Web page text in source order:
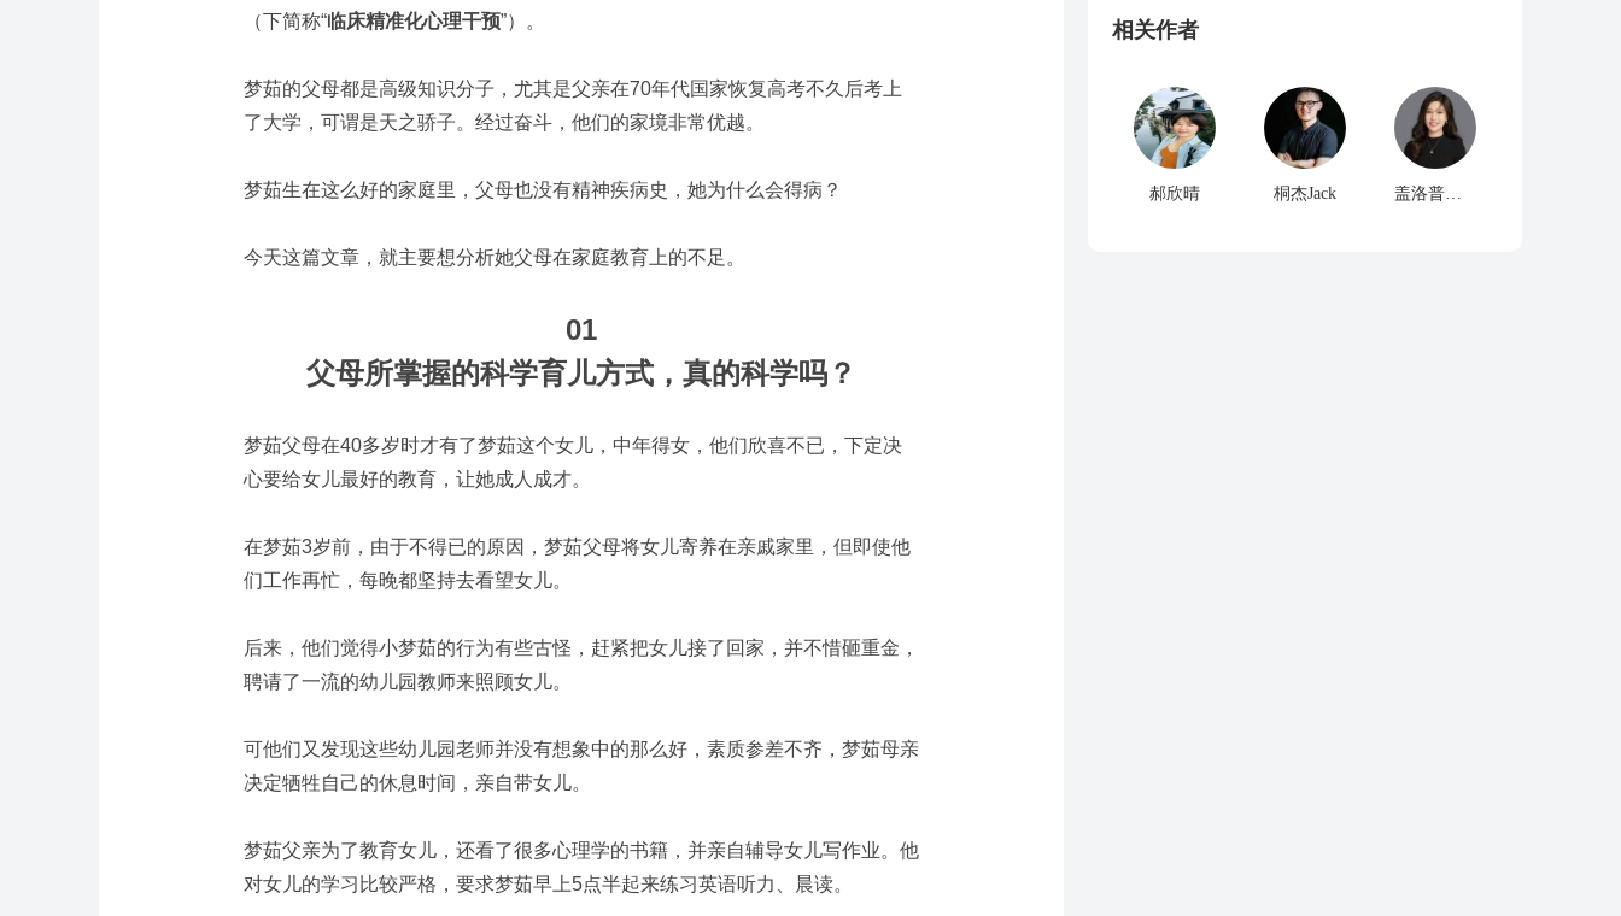
（下简称“临床精准化心理干预”）。
梦茹的父母都是高级知识分子，尤其是父亲在70年代国家恢复高考不久后考上
了大学，可谓是天之骄子。经过奋斗，他们的家境非常优越。
梦茹生在这么好的家庭里，父母也没有精神疾病史，她为什么会得病？
今天这篇文章，就主要想分析她父母在家庭教育上的不足。
01
父母所掌握的科学育儿方式，真的科学吗？
梦茹父母在40多岁时才有了梦茹这个女儿，中年得女，他们欣喜不已，下定决
心要给女儿最好的教育，让她成人成才。
在梦茹3岁前，由于不得已的原因，梦茹父母将女儿寄养在亲戚家里，但即使他
们工作再忙，每晚都坚持去看望女儿。
后来，他们觉得小梦茹的行为有些古怪，赶紧把女儿接了回家，并不惜砸重金，
聘请了一流的幼儿园教师来照顾女儿。
可他们又发现这些幼儿园老师并没有想象中的那么好，素质参差不齐，梦茹母亲
决定牺牲自己的休息时间，亲自带女儿。
梦茹父亲为了教育女儿，还看了很多心理学的书籍，并亲自辅导女儿写作业。他
对女儿的学习比较严格，要求梦茹早上5点半起来练习英语听力、晨读。
相关作者
郝欣晴 桐杰Jack 盖洛普优势教练Emily